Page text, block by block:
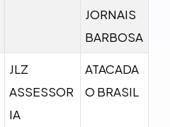
JORNAIS
BARBOSA
JLZ
ASSESSOR
IA
ATACADA
O BRASIL